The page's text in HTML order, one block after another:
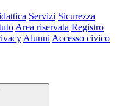
Servizi Sicurezza
Area riservata Registro
Alunni Accesso civico